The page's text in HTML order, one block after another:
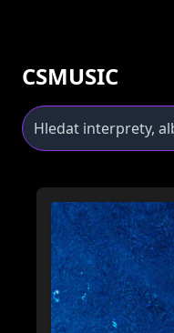
CSMUSIC